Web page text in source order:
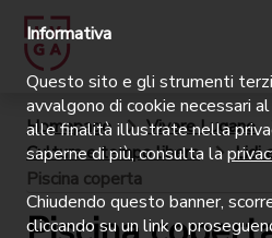
Homepage
Vivere Lugano
Cultura e tempo libero
Lidi
Piscina coperta
Informativa
Questo sito e gli strumenti
avvalgono di cookie necessari
alle finalità illustrate nella
saperne di più, consulta la
Chiudendo questo banner,
cliccando su un link o